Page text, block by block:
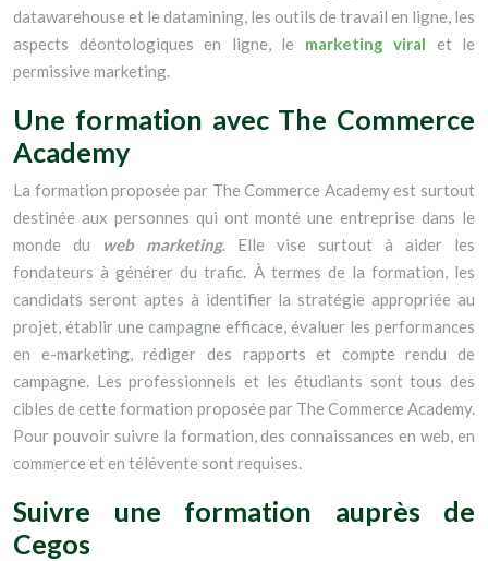
datawarehouse et le datamining, les outils de travail en ligne, les
aspects déontologiques en ligne, le marketing viral et le
permissive marketing.
Une formation avec The Commerce
Academy
La formation proposée par The Commerce Academy est surtout
destinée aux personnes qui ont monté une entreprise dans le
monde du
web marketing. Elle vise surtout à aider les
fondateurs à générer du trafic. À termes de la formation, les
candidats seront aptes à identifier la stratégie appropriée au
projet, établir une campagne efficace, évaluer les performances
en e-marketing, rédiger des rapports et compte rendu de
campagne. Les professionnels et les étudiants sont tous des
cibles de cette formation proposée par The Commerce Academy.
Pour pouvoir suivre la formation, des connaissances en web, en
commerce et en télévente sont requises.
Suivre une formation auprès de
Cegos